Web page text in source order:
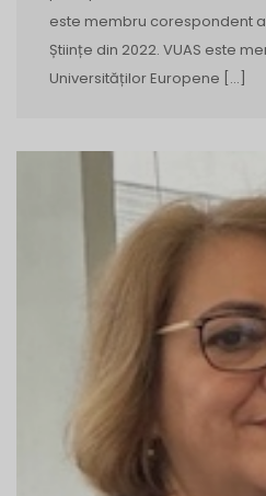
este membru corespondent
Științe din 2022. VUAS este
Universităților Europene […]